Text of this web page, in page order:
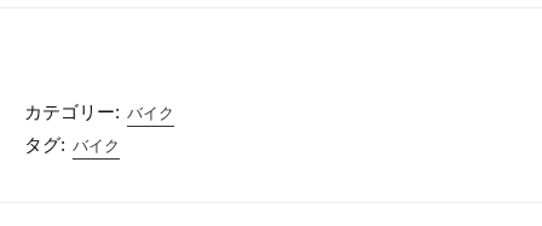
カテゴリー: バイク
タグ: バイク